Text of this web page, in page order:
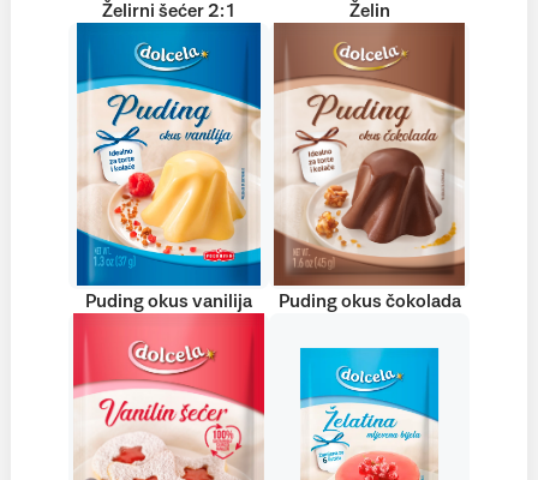
Želirni šećer 2:1 Želin
Puding okus vanilija Puding okus čokolada